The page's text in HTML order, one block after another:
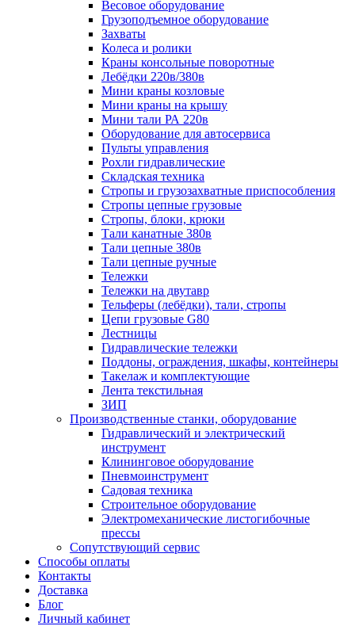
Весовое оборудование
Грузоподъемное оборудование
Захваты
Колеса и ролики
Краны консольные поворотные
Лебёдки 220в/380в
Мини краны козловые
Мини краны на крышу
Мини тали РА 220в
Оборудование для автосервиса
Пульты управления
Рохли гидравлические
Складская техника
Стропы и грузозахватные приспособления
Стропы цепные грузовые
Стропы, блоки, крюки
Тали канатные 380в
Тали цепные 380в
Тали цепные ручные
Тележки
Тележки на двутавр
Тельферы (лебёдки), тали, стропы
Цепи грузовые G80
Лестницы
Гидравлические тележки
Поддоны, ограждения, шкафы, контейнеры
Такелаж и комплектующие
Лента текстильная
ЗИП
Производственные станки, оборудование
Гидравлический и электрический
инструмент
Клининговое оборудование
Пневмоинструмент
Садовая техника
Строительное оборудование
Электромеханические листогибочные
прессы
Сопутствующий сервис
Способы оплаты
Контакты
Доставка
Блог
Личный кабинет